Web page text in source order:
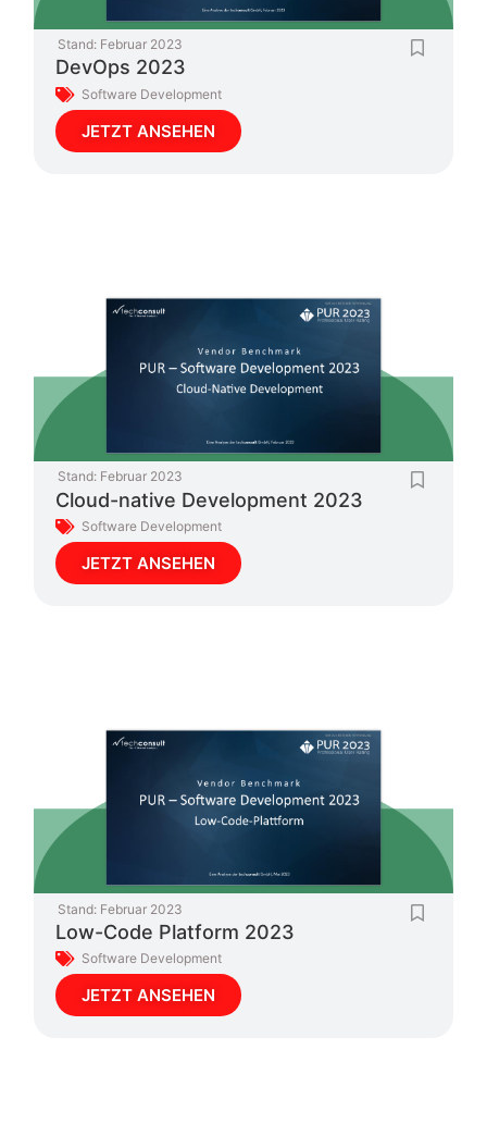
Stand: Februar 2023
DevOps 2023
Software Development
JETZT ANSEHEN
Stand: Februar 2023
Cloud-native Development 2023
Software Development
JETZT ANSEHEN
Stand: Februar 2023
Low-Code Platform 2023
Software Development
JETZT ANSEHEN